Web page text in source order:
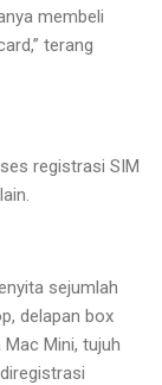
membeli
terang
registrasi SIM
sejumlah
delapan box
Mini, tujuh